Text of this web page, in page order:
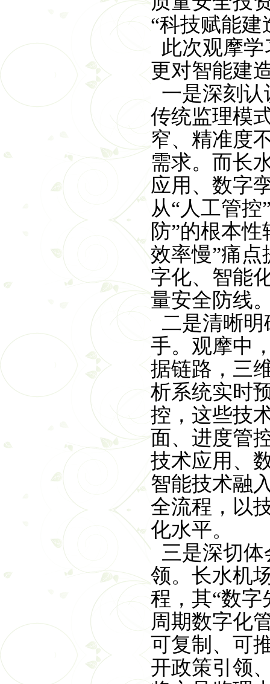
“科技赋能
此次观摩
更对智能建
一是深刻
传统监理模
窄、精准度
需求。而长
应用、数字
从“人工管控
防”的根本
效率慢”痛
字化、智能
量安全防线
二是清晰
手。观摩中
据链路，三
析系统实时
控，这些技
面、进度管
技术应用、
智能技术融
全流程，以
化水平。
三是深切
领。长水机
程，其“数
周期数字化
可复制、可
开政策引领